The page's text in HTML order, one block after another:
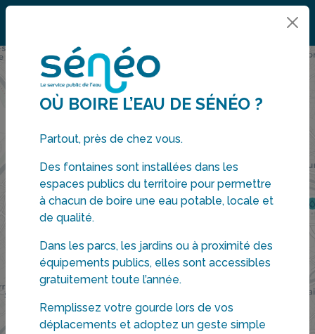
OÙ BOIRE L’EAU DE SÉNÉO ?
Partout, près de chez vous.
Des fontaines sont installées dans les
espaces publics du territoire pour permettre
à chacun de boire une eau potable, locale et
de qualité.
Dans les parcs, les jardins ou à proximité des
équipements publics, elles sont accessibles
gratuitement toute l’année.
Remplissez votre gourde lors de vos
déplacements et adoptez un geste simple